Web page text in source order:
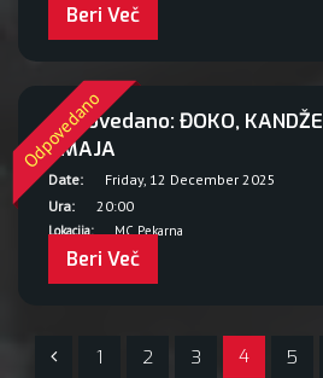
Beri Več
Odpovedano: ĐOKO, KANDŽE
ZMAJA
Date:
Friday, 12 December 2025
Ura:
20:00
Lokacija: MC Pekarna
Beri Več
Odpovedano
1 2 3 4 5